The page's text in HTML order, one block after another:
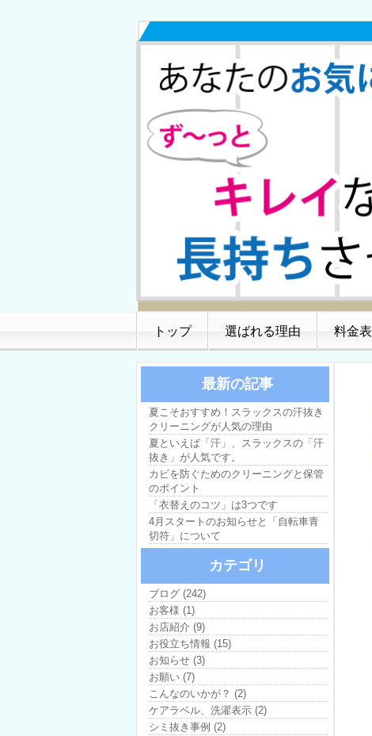
トップ 選ばれる理由 料金表
最新の記事
夏こそおすすめ！スラックスの汗抜き
クリーニングが人気の理由
夏といえば「汗」、スラックスの「汗
抜き」が人気です。
カビを防ぐためのクリーニングと保管
のポイント
「衣替えのコツ」は3つです
4月スタートのお知らせと「自転車青
切符」について
カテゴリ
ブログ (242)
お客様 (1)
お店紹介 (9)
お役立ち情報 (15)
お知らせ (3)
お願い (7)
こんなのいかが？ (2)
ケアラベル、洗濯表示 (2)
シミ抜き事例 (2)